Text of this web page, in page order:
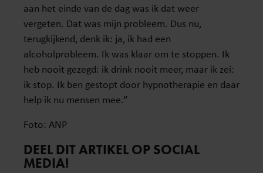
aan het einde van de dag was ik dat weer
vergeten. Dat was mijn probleem. Dus nu,
terugkijkend, denk ik: ja, ik had een
alcoholprobleem. Ik was klaar om te stoppen. Ik
heb nooit gezegd: ik drink nooit meer, maar ik zei:
ik stop. Ik ben gestopt door hypnotherapie en daar
help ik nu mensen mee.”
Foto: ANP
DEEL DIT ARTIKEL OP SOCIAL
MEDIA!